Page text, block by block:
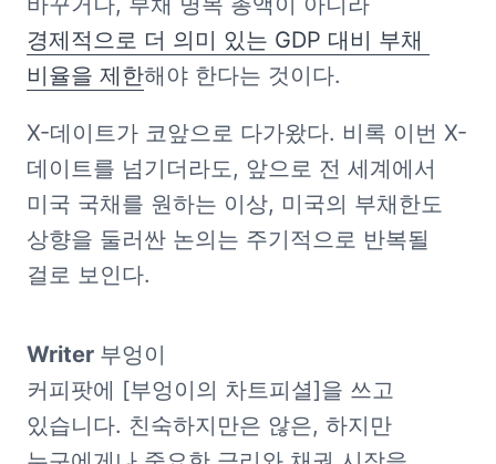
경제적으로 더 의미 있는 GDP 대비 부채
비율을 제한해야 한다는 것이다.
X-데이트가 코앞으로 다가왔다. 비록 이번 X-
데이트를 넘기더라도, 앞으로 전 세계에서
미국 국채를 원하는 이상, 미국의 부채한도
상향을 둘러싼 논의는 주기적으로 반복될
걸로 보인다.
Writer 부엉이
커피팟에 [부엉이의 차트피셜]을 쓰고
있습니다. 친숙하지만은 않은, 하지만